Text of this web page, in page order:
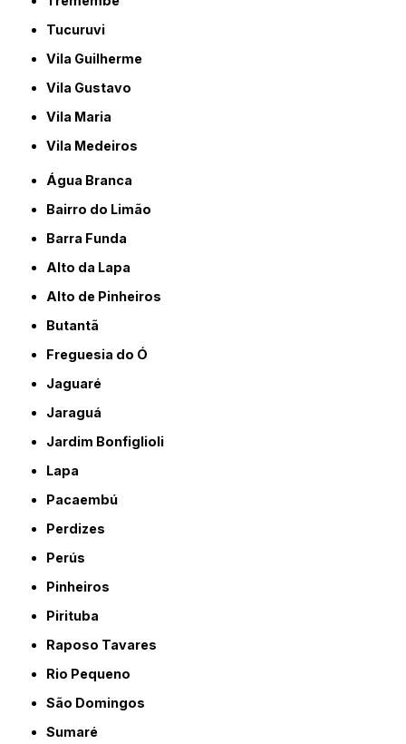
Tucuruvi
Vila Guilherme
Vila Gustavo
Vila Maria
Vila Medeiros
Água Branca
Bairro do Limão
Barra Funda
Alto da Lapa
Alto de Pinheiros
Butantã
Freguesia do Ó
Jaguaré
Jaraguá
Jardim Bonfiglioli
Lapa
Pacaembú
Perdizes
Perús
Pinheiros
Pirituba
Raposo Tavares
Rio Pequeno
São Domingos
Sumaré